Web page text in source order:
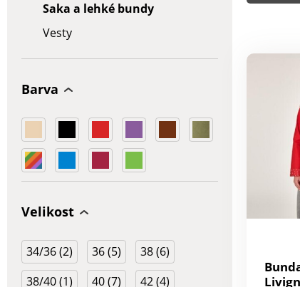
Saka a lehké bundy
Vesty
Barva
Velikost
34/36 (2) 36 (5)
38 (6)
38/40 (1)
40 (7)
42 (4)